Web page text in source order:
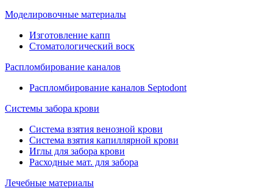
Моделировочные материалы
Изготовление капп
Стоматологический воск
Распломбирование каналов
Распломбирование каналов Septodont
Системы забора крови
Система взятия венозной крови
Система взятия капиллярной крови
Иглы для забора крови
Расходные мат. для забора
Лечебные материалы